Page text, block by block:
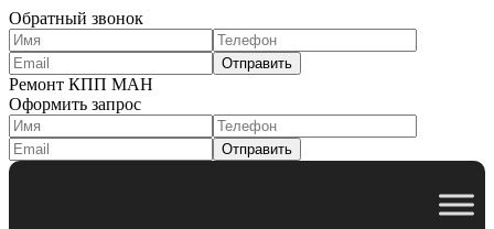
Обратный звонок
Ремонт КПП МАН
Оформить запрос